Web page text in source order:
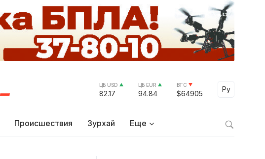
ЦБ USD
82.17
ЦБ EUR
94.84
BTC
$64905
Ру
Select
Происшествия Зурхай Еще